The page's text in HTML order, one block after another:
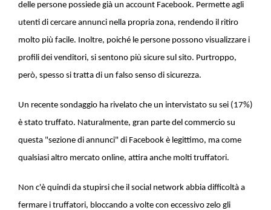
delle persone possiede già un account Facebook. Permette agli
utenti di cercare annunci nella propria zona, rendendo il ritiro
molto più facile. Inoltre, poiché le persone possono visualizzare i
profili dei venditori, si sentono più sicure sul sito. Purtroppo,
però, spesso si tratta di un falso senso di sicurezza.
Un recente sondaggio ha rivelato che un intervistato su sei (17%)
è stato truffato. Naturalmente, gran parte del commercio su
questa "sezione di annunci" di Facebook è legittimo, ma come
qualsiasi altro mercato online, attira anche molti truffatori.
Non c'è quindi da stupirsi che il social network abbia difficoltà a
fermare i truffatori, bloccando a volte con eccessivo zelo gli